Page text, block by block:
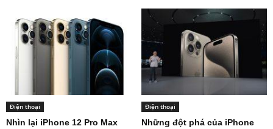
Điện thoại
Nhìn lại iPhone 12 Pro Max
Điện thoại
Những đột phá của iPhone